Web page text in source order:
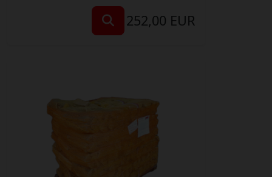
252,00 EUR